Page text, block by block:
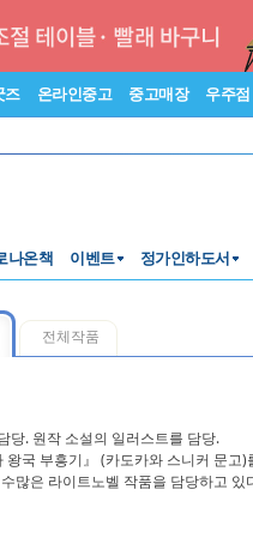
즈 온라인중고 중고매장 우주점
나온책 이벤트 정가인하도서
전체작품
당. 원작 소설의 일러스트를 담당.
왕국 부흥기』 (카도카와 스니커 문
많은 라이트노벨 작품을 담당하고 있